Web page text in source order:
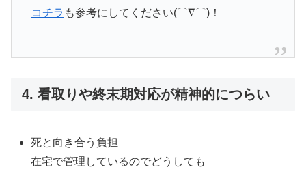
コチラ も参考にしてください(⌒∇⌒)！
4. 看取りや終末期対応が精神的につらい
死と向き合う負担
在宅で管理しているのでどうしても